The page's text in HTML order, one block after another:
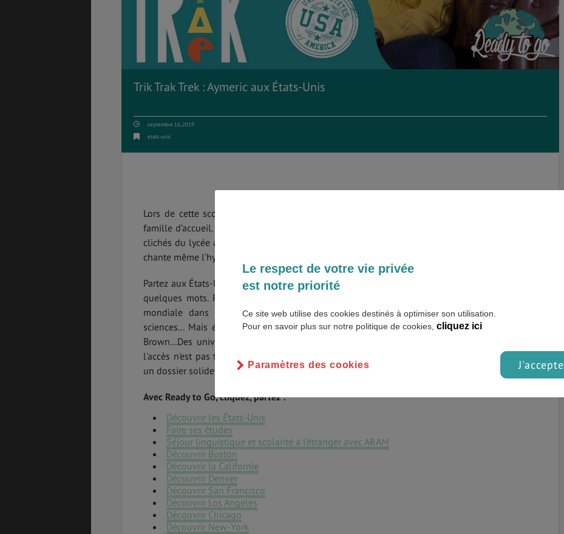
Trik Trak Trek : Aymeric aux États-Unis
septembre 16, 2019
etats-unis
Lors de cette scolarité à l’étranger avec l’organisme ARAM France, Aymeric a vécu dans une
famille d’accueil. Dans ce Trik Trak Trek, il nous parle de cette expérience riche, de la fête, des
clichés du lycée américain, de la nourriture, du bal de fin d’année, des pom-pom girls et nous
chante même l’hymne américain !
Partez aux États-Unis. Difficile de résumer ce pays aux multiples contrastes (et ses 50 États) en
quelques mots. Première puissance économique, les États-Unis sont synonymes de réussite
mondiale dans une multitude de domaines, notamment la technologie, le cinéma, les
sciences... Mais également avec les études avec Julliard, Harvard, Princeton, Stanford, Yale,
Brown…Des universités américaines qui font rêver les jeunes à travers le monde. Pourtant
l'accès n'est pas toujours simple. Les conditions d'accès sont relativement drastiques et avoir
un dossier solide est impératif.
Avec Ready to Go, cliquez, partez :
Découvrir les États-Unis
Faire ses études
Séjour linguistique et scolarité à l’étranger avec ARAM
Découvrir Boston
Découvrir la Californie
Découvrir Denver
Découvrir San Francisco
Découvrir Los Angeles
Découvrir Chicago
Découvrir New-York
Le respect de votre vie privée
est notre priorité
Ce site web utilise des cookies destinés à optimiser son utilisation.
Pour en savoir plus sur notre politique de cookies, cliquez ici
J'accepte
Paramètres des cookies